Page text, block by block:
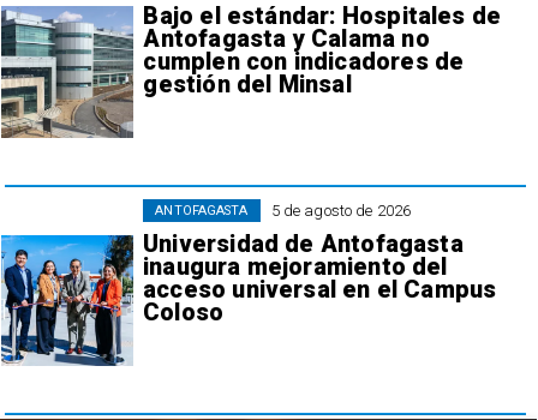
Bajo el estándar: Hospitales de
Antofagasta y Calama no
cumplen con indicadores de
gestión del Minsal
5 de agosto de 2026
Universidad de Antofagasta
inaugura mejoramiento del
acceso universal en el Campus
Coloso
ANTOFAGASTA